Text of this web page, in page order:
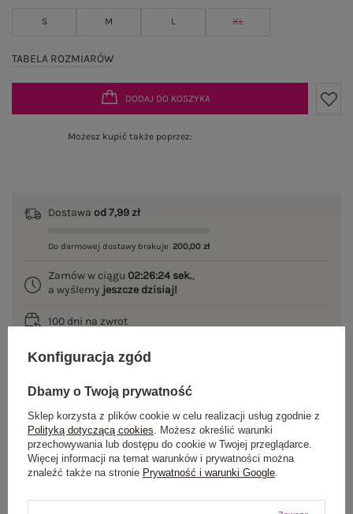
S M L XL
TABELA ROZMIARÓW
DODAJ DO KOSZYKA
Możesz kupić także poprzez:
Dostawa od 7,99 zł
Do darmowej dostawy brakuje 200,00 zł
Zamów w ciągu 02:26:24 sek.,
a wyślemy jeszcze dzisiaj!
100 dni na zwrot
OPIS PRODUKTU
GŁÓWNE PARAMETRY
OPINIE O PRODUKCIE (1)
WYSYŁKA I DOSTAWA
Konfiguracja zgód
Dbamy o Twoją prywatność
Sklep korzysta z plików cookie w celu realizacji usług zgodnie z
Polityką dotyczącą cookies. Możesz określić warunki
przechowywania lub dostępu do cookie w Twojej przeglądarce.
Więcej informacji na temat warunków i prywatności można
znaleźć także na stronie Prywatność i warunki Google.